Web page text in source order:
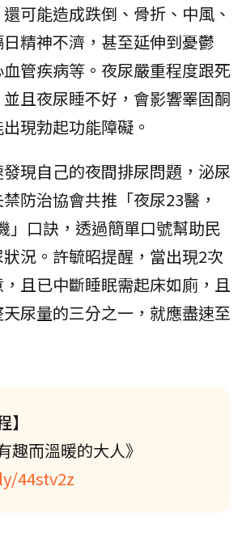
可能造成跌倒、骨折、中風、
精神不濟，甚至延伸到憂鬱
管疾病等。夜尿嚴重程度跟死
且夜尿睡不好，會影響睪固酮
現勃起功能障礙。
現自己的夜間排尿問題，泌尿
防治協會共推「夜尿23醫，
」口訣，透過簡單口號幫助民
況。許毓昭提醒，當出現2次
且已中斷睡眠需起床如廁，且
尿量的三分之一，就應盡速至
】
趣而溫暖的大人》
44stv2z